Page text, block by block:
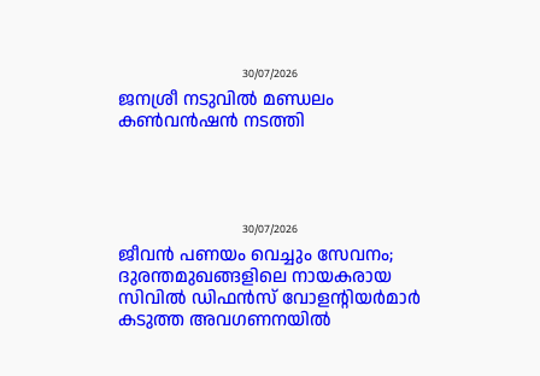
30/07/2026
ജനശ്രീ നടുവിൽ മണ്ഡലം
കൺവൻഷൻ നടത്തി
30/07/2026
ജീവൻ പണയം വെച്ചും സേവനം;
ദുരന്തമുഖങ്ങളിലെ നായകരായ
സിവിൽ ഡിഫൻസ് വോളന്റിയർമാർ
കടുത്ത അവഗണനയിൽ